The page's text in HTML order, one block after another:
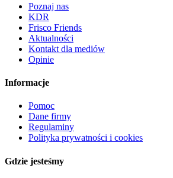
Poznaj nas
KDR
Frisco Friends
Aktualności
Kontakt dla mediów
Opinie
Informacje
Pomoc
Dane firmy
Regulaminy
Polityka prywatności i cookies
Gdzie jesteśmy